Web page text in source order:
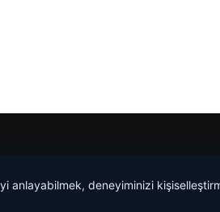
iyi anlayabilmek, deneyiminizi